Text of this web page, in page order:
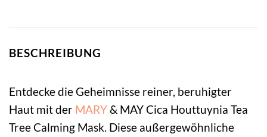
BESCHREIBUNG
Entdecke die Geheimnisse reiner, beruhigter
Haut mit der MARY& MAY Cica Houttuynia Tea
Tree Calming Mask. Diese außergewöhnliche